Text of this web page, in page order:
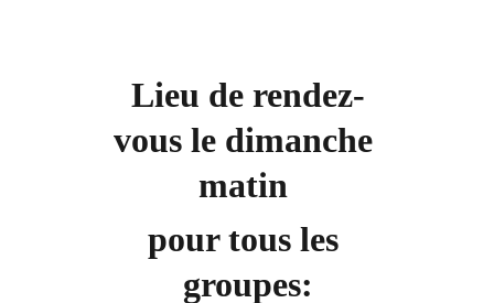
Lieu de rendez-
vous le dimanche
matin
pour tous les
groupes: